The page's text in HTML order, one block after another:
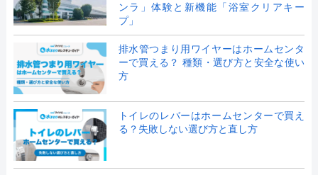
ンラ」体験と新機能「浴室クリアキー
プ」
排水管つまり用ワイヤーはホームセンタ
ーで買える？ 種類・選び方と安全な使い
方
トイレのレバーはホームセンターで買え
る？失敗しない選び方と直し方